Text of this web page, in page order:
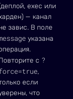
exec или
— канал
завис. В поле
указана
с ?
,
если
что